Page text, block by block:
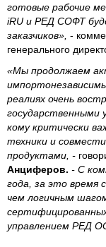
готовые рабочие
iRU и РЕД СОФТ
заказчиков», -
генерального
«Мы продолжаем
реалиях очень
государственными
кому критически
техники и
продуктами, -
Анциферов. - С
года, за это время
чем логичным
управлением РЕД